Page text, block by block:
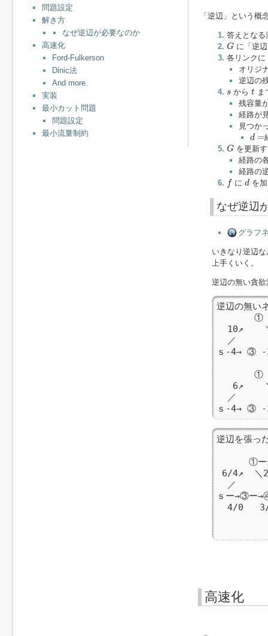
問題設定
解き方
なぜ逆辺が必要なのか
高速化
Ford-Fulkerson
Dinic法
And more.
実装
最小カット問題
問題設定
最小流量制約
「逆辺」という概
答えとな
G
G に「逆
各リンクに
オリジ
逆辺の
s
s から t
t
残容量
経路が
見つか
d =
d=
G
G を更新
経路の
経路の
fに d
dを加
なぜ逆辺
グラフ
いきなり逆辺
上手くいく。
逆辺の無い貪
逆辺の無い
①
10↗
／
ｓ-4→ ③
6↗
／
ｓ-4→ ③ -
逆辺を張っ
①ー
6/4↗
／
ｓー→③ー
4/0   3/
高速化